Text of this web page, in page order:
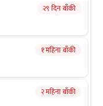
२९ दिन बाँकी
१ महिना बाँकी
२ महिना बाँकी